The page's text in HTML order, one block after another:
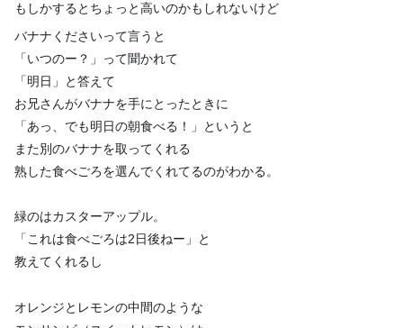
もしかするとちょっと高いのかもしれないけど
バナナくださいって言うと
「いつのー？」って聞かれて
「明日」と答えて
お兄さんがバナナを手にとったときに
「あっ、でも明日の朝食べる！」というと
また別のバナナを取ってくれる
熟した食べごろを選んでくれてるのがわかる。
緑のはカスターアップル。
「これは食べごろは2日後ねー」と
教えてくれるし
オレンジとレモンの中間のような